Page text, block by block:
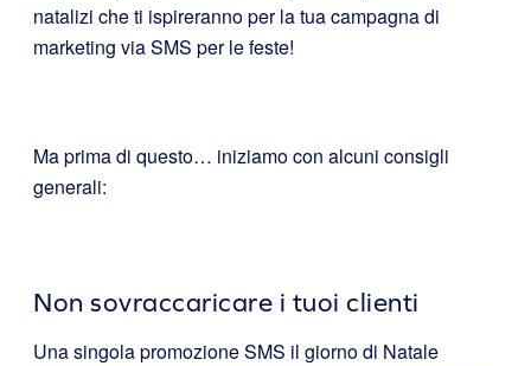
natalizi che ti ispireranno per la tua campagna di
marketing via SMS per le feste!
Ma prima di questo… iniziamo con alcuni consigli
generali:
Non sovraccaricare i tuoi clienti
Una singola promozione SMS il giorno di Natale